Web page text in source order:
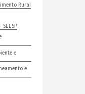
Rural
e
e